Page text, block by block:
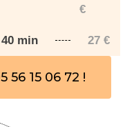
€
min 27 €
15 06 72 !